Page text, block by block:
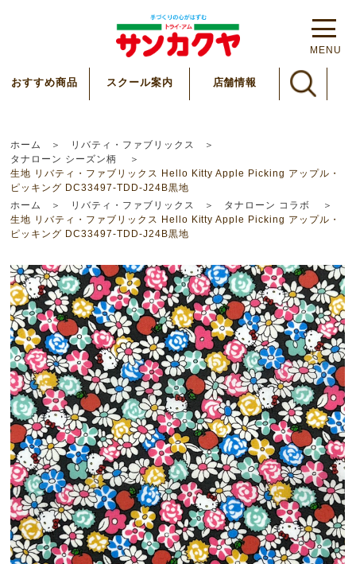
MENU
おすすめ商品 スクール案内 店舗情報
ホーム
リバティ・ファブリックス
タナローン シーズン柄
生地 リバティ・ファブリックス Hello Kitty Apple Picking アップル・
ピッキング DC33497-TDD-J24B黒地
ホーム
リバティ・ファブリックス
タナローン コラボ
生地 リバティ・ファブリックス Hello Kitty Apple Picking アップル・
ピッキング DC33497-TDD-J24B黒地